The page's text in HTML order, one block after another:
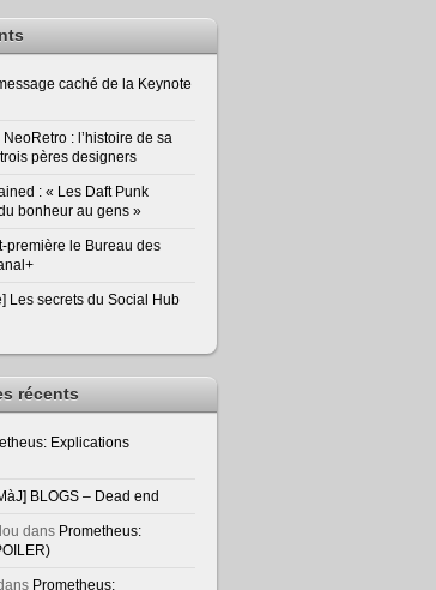
caché de la Keynote
: l’histoire de sa
pères designers
: « Les Daft Punk
bonheur au gens »
première le Bureau des
Les secrets du Social Hub
récents
Explications
BLOGS – Dead end
dans Prometheus:
Prometheus: